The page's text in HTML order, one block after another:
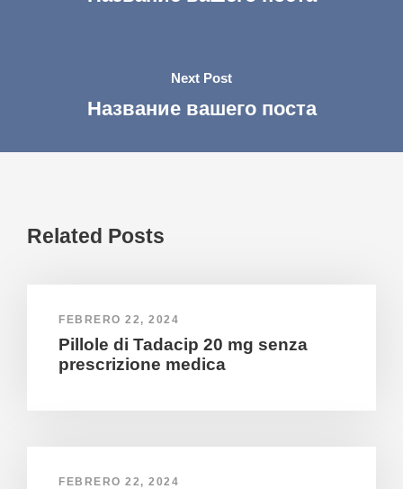
Next Post
Название вашего поста
Related Posts
FEBRERO 22, 2024
Pillole di Tadacip 20 mg senza
prescrizione medica
FEBRERO 22, 2024